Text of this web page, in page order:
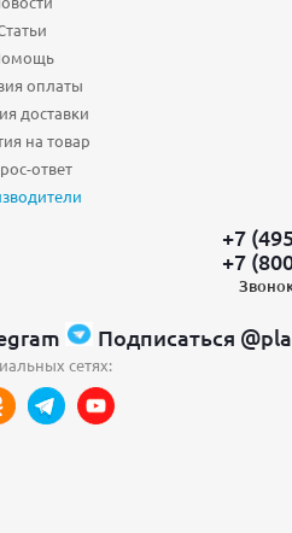
оплаты
доставки
на товар
ответ
+7
+7
Подписаться
сетях: